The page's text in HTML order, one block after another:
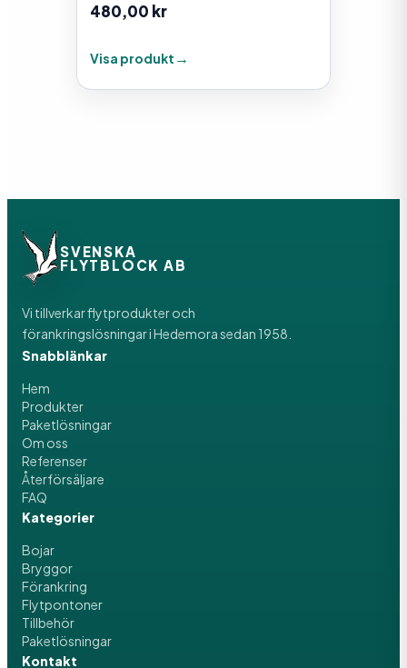
480,00 kr
Visa produkt
SVENSKA
FLYTBLOCK AB
Vi tillverkar flytprodukter och
förankringslösningar i Hedemora sedan 1958.
Snabblänkar
Hem
Produkter
Paketlösningar
Om oss
Referenser
Återförsäljare
FAQ
Kategorier
Bojar
Bryggor
Förankring
Flytpontoner
Tillbehör
Paketlösningar
Kontakt